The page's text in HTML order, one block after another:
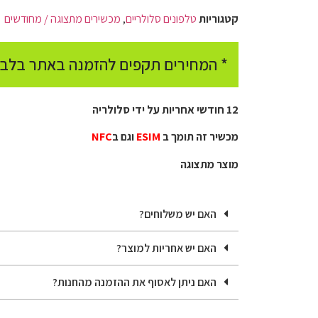
קטגוריותטלפונים סלולריים, מכשירים מתצוגה / מחודשים
* המחירים תקפים להזמנה באתר
12 חודשי אחריות על ידי סלולריה
מכשיר זה תומך ב ESIMוגם בNFC
מוצר מתצוגה
האם יש משלוחים?
האם יש אחריות למוצר?
האם ניתן לאסוף את ההזמנה מהחנות?